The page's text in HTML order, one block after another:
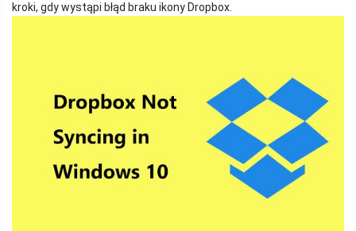
kroki, gdy wystąpi błąd braku ikony Dropbox.